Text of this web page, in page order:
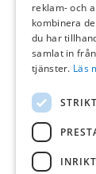
Sök
reklam- och
kombinera
du har
samlat in
tjänster. Läs